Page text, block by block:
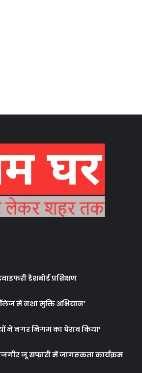
डैशबोर्ड प्रशिक्षण
में नशा मुक्ति अभियान’
ने नगर निगम का घेराव किया’
जू सफारी में जागरूकता कार्यक्रम